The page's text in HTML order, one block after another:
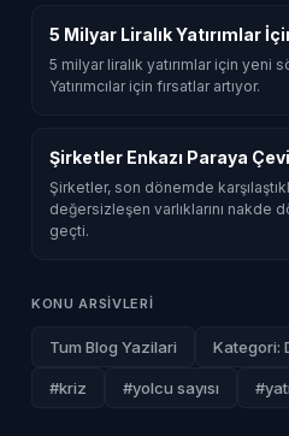
5 Milyar Liralık Yatırımlar
5 milyar liralık yatırımlar için yeni
Yatırımcılar için fırsatlar artıyor.
Şirketler Enkazı Paraya
Şirketler, son dönemde
değersizleşen varlıklarını nakde
geçti.
KONU ARSIVLERI
Tum Blog Yazilari Kategori:
#kriz #yolcu sayısı